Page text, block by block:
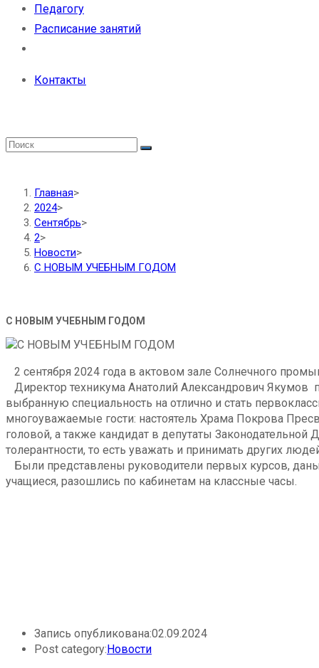
Педагогу
Расписание занятий
Контакты
Главная>
2024>
Сентябрь>
2>
Новости>
С НОВЫМ УЧЕБНЫМ ГОДОМ
С НОВЫМ УЧЕБНЫМ ГОДОМ
2 сентября 2024 года в актовом зале Солнечного
Директор техникума Анатолий Александрович Якумов
выбранную специальность на отлично и стать
многоуважаемые гости: настоятель Храма Покрова
головой, а также кандидат в депутаты
толерантности, то есть уважать и принимать других
Были представлены руководители первых курсов,
учащиеся, разошлись по кабинетам на классные часы.
Запись опубликована:02.09.2024
Post category:Новости